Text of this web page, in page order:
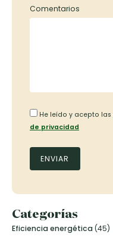
Comentarios
He leído y acepto las
de privacidad
Categorías
Eficiencia energética(45)